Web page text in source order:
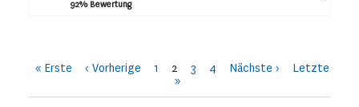
92% Bewertung
« Erste ‹ Vorherige 1 2 3 4 Nächste ›
Letzte
»